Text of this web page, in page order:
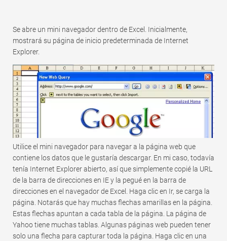
Se abre un mini navegador dentro de Excel. Inicialmente,
mostrará su página de inicio predeterminada de Internet
Explorer.
Utilice el mini navegador para navegar a la página web que
contiene los datos que le gustaría descargar. En mi caso, todavía
tenía Internet Explorer abierto, así que simplemente copié la URL
de la barra de direcciones en IE y la pegué en la barra de
direcciones en el navegador de Excel. Haga clic en Ir, se carga la
página. Notarás que hay muchas flechas amarillas en la página.
Estas flechas apuntan a cada tabla de la página. La página de
Yahoo tiene muchas tablas. Algunas páginas web pueden tener
solo una flecha para capturar toda la página. Haga clic en una